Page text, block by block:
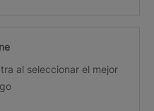
al seleccionar el mejor